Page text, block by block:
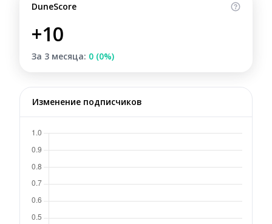
DuneScore
+10
За 3 месяца: 0 (0%)
Изменение подписчиков